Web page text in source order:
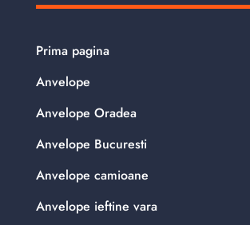
Prima pagina
Anvelope
Anvelope Oradea
Anvelope Bucuresti
Anvelope camioane
Anvelope ieftine vara